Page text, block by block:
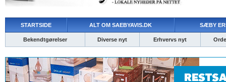
STARTSIDE ALT OM SAEBYAVIS.DK SÆBY
Bekendtgørelser Diverse nyt Erhvervs nyt